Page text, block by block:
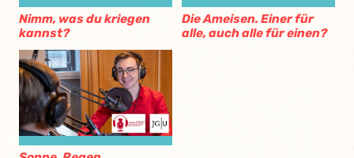
Nimm, was du kriegen
kannst?
Die Ameisen. Einer für
alle, auch alle für einen?